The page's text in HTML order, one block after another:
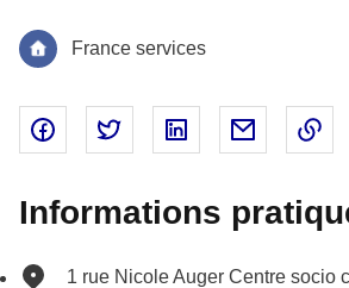
France services
Partager sur Facebook - nouvelle
Partager sur Twitter -
Partager sur
Informations
1 rue Nicole Auger Centre socio